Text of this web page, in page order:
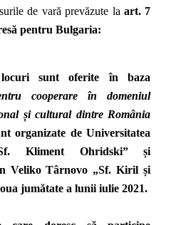
de vară prevăzute la art. 7
pentru Bulgaria:
sunt oferite în baza
cooperare în domeniul
și cultural dintre România
organizate de Universitatea
Kliment Ohridski” și
Veliko Târnovo „Sf. Kiril și
jumătate a lunii iulie 2021.